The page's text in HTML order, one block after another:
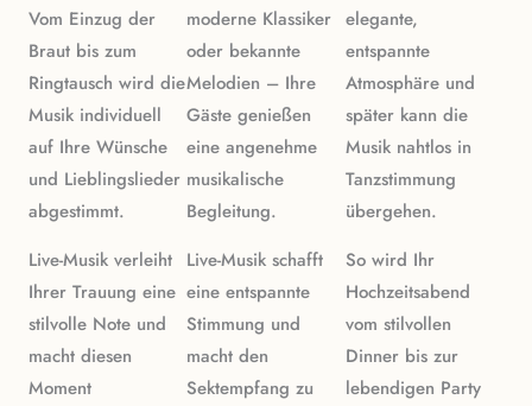
Vom Einzug der
Braut bis zum
Ringtausch wird die
Musik individuell
auf Ihre Wünsche
und Lieblingslieder
abgestimmt.
Live-Musik verleiht
Ihrer Trauung eine
stilvolle Note und
macht diesen
Moment
moderne Klassiker
oder bekannte
Melodien – Ihre
Gäste genießen
eine angenehme
musikalische
Begleitung.
Live-Musik schafft
eine entspannte
Stimmung und
macht den
Sektempfang zu
elegante,
entspannte
Atmosphäre und
später kann die
Musik nahtlos in
Tanzstimmung
übergehen.
So wird Ihr
Hochzeitsabend
vom stilvollen
Dinner bis zur
lebendigen Party